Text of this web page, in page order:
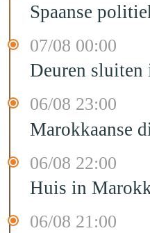
Spaanse
07/08 00:00
Deuren sluiten
06/08 23:00
Marokkaanse
06/08 22:00
Huis in
06/08 21:00